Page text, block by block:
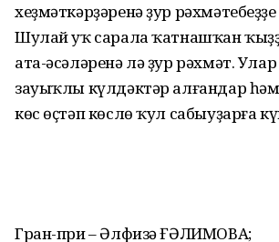
хеҙмәткәрҙәренә ҙур рәхмәтебеҙҙе
Шулай уҡ сарала ҡатнашҡан
ата-әсәләренә лә ҙур рәхмәт.
зауыҡлы күлдәктәр алғандар
көс өҫтәп көслө ҡул сабыуҙарға
Гран-при – Әлфизә ҒӘЛИМОВА;